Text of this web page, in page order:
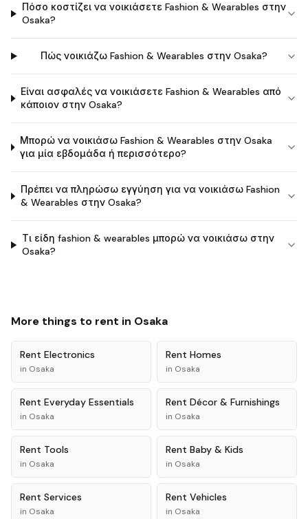
Πόσο κοστίζει να νοικιάσετε Fashion & Wearables στην
Osaka?
Πώς νοικιάζω Fashion & Wearables στην Osaka?
Είναι ασφαλές να νοικιάσετε Fashion & Wearables από
κάποιον στην Osaka?
Μπορώ να νοικιάσω Fashion & Wearables στην Osaka
για μία εβδομάδα ή περισσότερο?
Πρέπει να πληρώσω εγγύηση για να νοικιάσω Fashion
& Wearables στην Osaka?
Τι είδη fashion & wearables μπορώ να νοικιάσω στην
Osaka?
More things to rent in Osaka
Rent Electronics
in Osaka
Rent Homes
in Osaka
Rent Everyday Essentials
in Osaka
Rent Décor & Furnishings
in Osaka
Rent Tools
in Osaka
Rent Baby & Kids
in Osaka
Rent Services
in Osaka
Rent Vehicles
in Osaka